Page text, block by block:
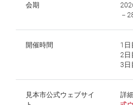
会期
－
開催時間
1
2日
3日
見本市公式ウェブサイ
詳